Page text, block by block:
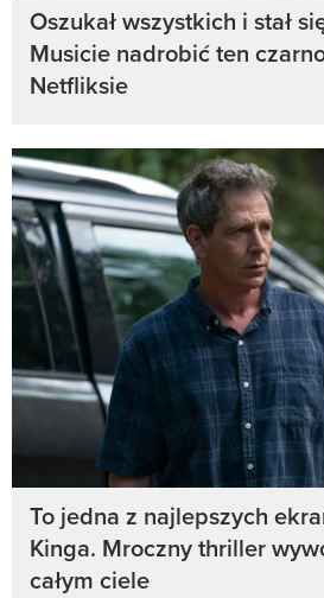
Oszukał wszystkich i stał
Musicie nadrobić ten
Netfliksie
To jedna z najlepszych
Kinga. Mroczny thriller
całym ciele